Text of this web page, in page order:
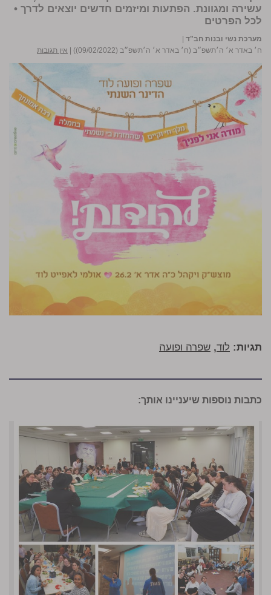
עשירה ומגוונת. הפתעות ומיזמים חדשים יוצאים לדרך •
לכל הפרטים
מערכת נשי ובנות חב"ד
ח׳ באדר א׳ ה׳תשפ״ב (ח׳ באדר א׳ ה׳תשפ״ב (09/02/2022))
אין תגובות
תגיות: לוד, שפרה ופועה
כתבות נוספות שיעניינו אותך: